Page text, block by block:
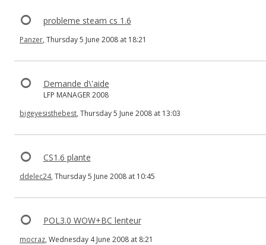
probleme steam cs 1.6
Panzer, Thursday 5 June 2008 at 18:21
Demande d\'aide
LFP MANAGER 2008
bigeyesisthebest, Thursday 5 June 2008 at 13:03
CS1.6 plante
ddelec24, Thursday 5 June 2008 at 10:45
POL3.0 WOW+BC lenteur
mocraz, Wednesday 4 June 2008 at 8:21